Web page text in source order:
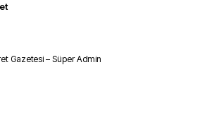
Gazetesi – Süper Admin